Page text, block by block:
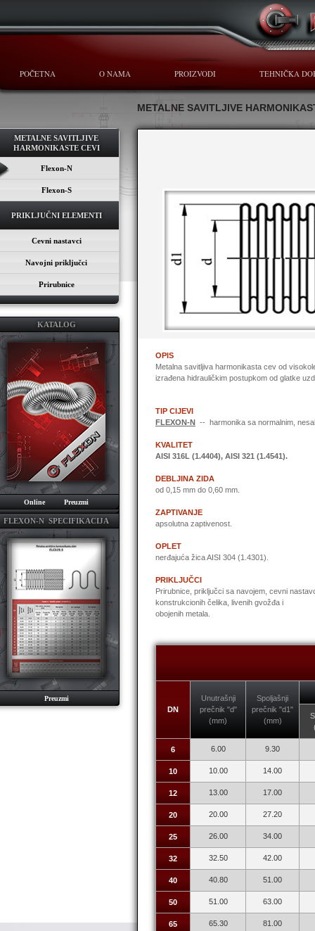
POČETNA O NAMA PROIZVODI TEHNIČKA
METALNE SAVITLJIVE
HARMONIKASTE CEVI
Flexon-N
Flexon-S
PRIKLJUČNI ELEMENTI
Cevni nastavci
Navojni priključci
Prirubnice
KATALOG
Online Preuzmi
FLEXON-N SPECIFIKACIJA
Preuzmi
METALNE SAVITLJIVE
OPIS
Metalna savitljiva harmonikasta cev od
izrađena hidrauličkim postupkom od glatke
TIP CIJEVI
FLEXON-N -- harmonika sa normalnim,
KVALITET
AISI 316L (1.4404), AISI 321 (1.4541).
DEBLJINA ZIDA
od 0,15 mm do 0,60 mm.
ZAPTIVANJE
apsolutna zaptivenost.
OPLET
nerđajuća žica AISI 304 (1.4301).
PRIKLJUČCI
Prirubnice, priključci sa navojem, cevni
konstrukcionih čelika, livenih gvožđa i
obojenih metala.
DN
Unutrašnji
prečnik "d"
(mm)
Spoljašnji
prečnik "d1"
(mm)
6 6.00 9.30
10 10.00 14.00
12 13.00 17.00
20 20.00 27.20
25 26.00 34.00
32 32.50 42.00
40 40.80 51.00
50 51.00 63.00
65 65.30 81.00